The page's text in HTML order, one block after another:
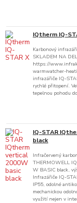
IQtherm IQ-
Karbonový
SKLADEM NA
https://
warmwatcher-
infrazářiče IQ-
rychlé přitopení.
tepelnou pohodu
IQ-STAR
black
Infračervený
THERMOWELL
W BASIC black,
Infrazářiče IQ-
IP55, odolné
mechanickou
využití nejen v